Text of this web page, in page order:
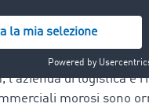
possiamo
il direttore del
l'azienda di logistica è
morosi sono